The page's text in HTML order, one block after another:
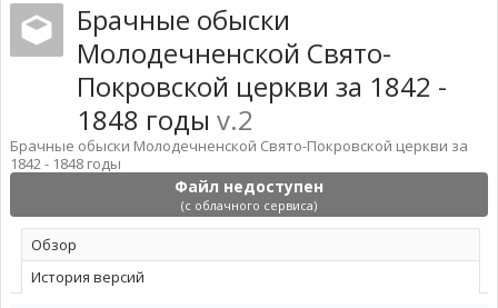
Файл недоступен
(с облачного сервиса)
Брачные обыски
Молодечненской Свято-
Покровской церкви за 1842 -
1848 годы v.2
Брачные обыски Молодечненской Свято-Покровской церкви за
1842 - 1848 годы
Обзoр
История версий